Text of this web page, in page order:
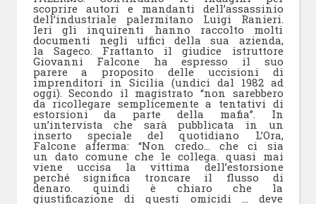
scoprire autori e mandanti dell’assassinio
dell’industriale palermitano Luigi Ranieri.
Ieri gli inquirenti hanno raccolto molti
documenti negli uffici della sua azienda,
la Sageco. Frattanto il giudice istruttore
Giovanni Falcone ha espresso il suo
parere a proposito delle uccisioni di
imprenditori in Sicilia (undici dal 1982 ad
oggi). Secondo il magistrato “non sarebbero
da ricollegare semplicemente a tentativi di
estorsioni da parte della mafia”. In
un’intervista che sarà pubblicata in un
inserto speciale del quotidiano L’Ora,
Falcone afferma: “Non credo… che ci sia
un dato comune che le collega. quasi mai
viene uccisa la vittima dell’estorsione
perché significa troncare il flusso di
denaro. quindi è chiaro che la
giustificazione di questi omicidi … deve